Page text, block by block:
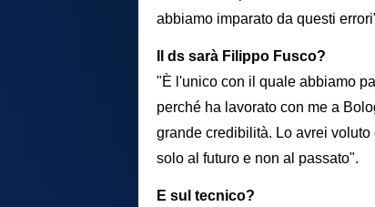
abbiamo imparato da questi
Il ds sarà Filippo Fusco?
"È l'unico con il quale abbiamo
perché ha lavorato con me a
grande credibilità. Lo avrei
solo al futuro e non al passato".
E sul tecnico?